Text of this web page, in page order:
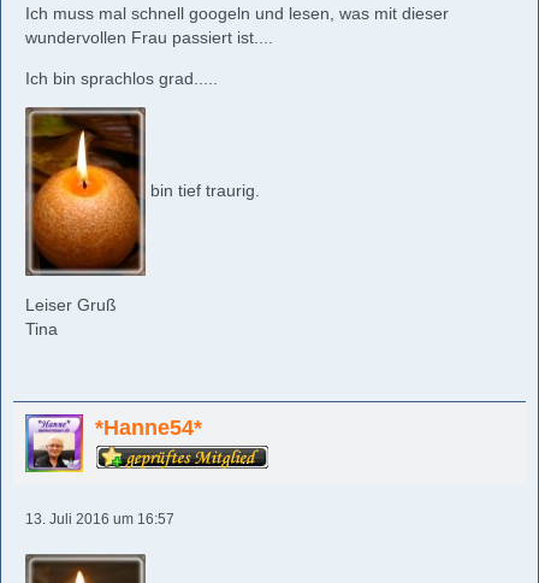
Ich muss mal schnell googeln und lesen, was mit dieser
wundervollen Frau passiert ist....
Ich bin sprachlos grad.....
bin tief traurig.
Leiser Gruß
Tina
*Hanne54*
13. Juli 2016 um 16:57